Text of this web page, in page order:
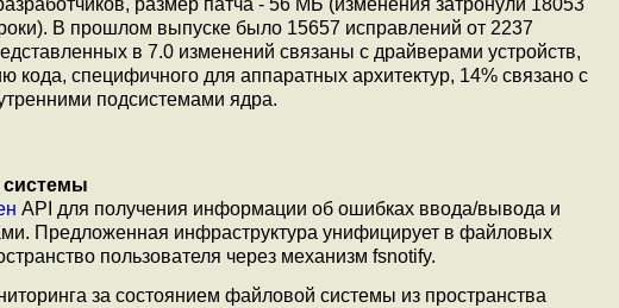
размер патча - 56 МБ (изменения затронули 18053
В прошлом выпуске было 15657 исправлений от 2237
в 7.0 изменений связаны с драйверами устройств,
специфичного для аппаратных архитектур, 14% связано с
подсистемами ядра.
API для получения информации об ошибках ввода/вывода и
Предложенная инфраструктура унифицирует в файловых
пользователя через механизм fsnotify.
за состоянием файловой системы из пространства